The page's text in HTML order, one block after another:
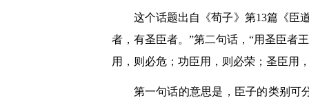
这个话题出自《荀子》第13篇《臣
者，有圣臣者。”第二句话，“用圣臣者
用，则必危；功臣用，则必荣；圣臣用
第一句话的意思是，臣子的类别可